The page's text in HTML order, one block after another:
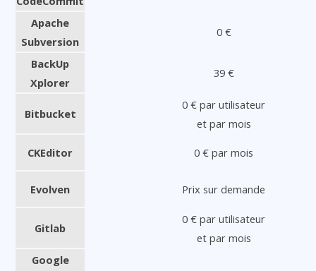
Apache
Subversion
0 €
BackUp
Xplorer
39 €
Bitbucket
0 € par utilisateur
et par mois
CKEditor 0 € par mois
Evolven Prix sur demande
Gitlab
0 € par utilisateur
et par mois
Google